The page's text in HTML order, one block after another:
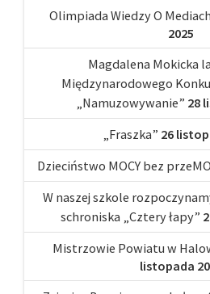
Olimpiada Wiedzy O
2025
Magdalena Mokicka
Międzynarodowego
„Namuzowywanie” 28
„Fraszka” 26
Dzieciństwo MOCY bez
W naszej szkole
schroniska „Cztery łapy”
Mistrzowie Powiatu w
listopada